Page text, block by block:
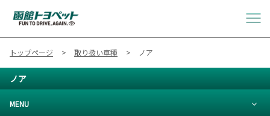
トップページ 取り扱い車種 ノア
ノア
MENU